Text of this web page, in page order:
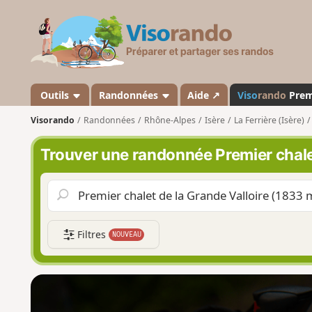
s
a
n
d
o
Outils Randonnées Aide ↗ Visorando
Visorando Randonnées Rhône-Alpes Isère La Ferrière (Isère)
Trouver une randonnée Premier
Filtres NOUVEAU